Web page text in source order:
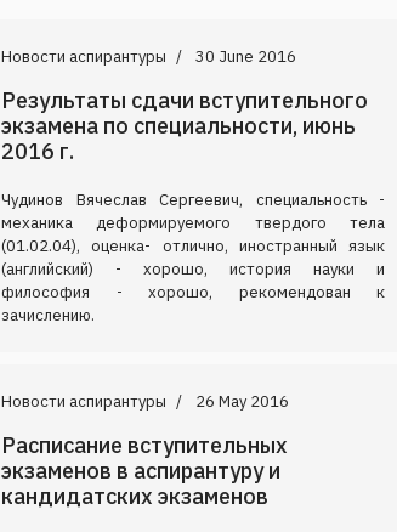
Новости аспирантуры 30 June 2016
Результаты сдачи вступительного
экзамена по специальности, июнь
2016 г.
Чудинов Вячеслав Сергеевич, специальность -
механика деформируемого твердого тела
(01.02.04), оценка- отлично, иностранный язык
(английский) - хорошо, история науки и
философия - хорошо, рекомендован к
зачислению.
Новости аспирантуры 26 May 2016
Расписание вступительных
экзаменов в аспирантуру и
кандидатских экзаменов